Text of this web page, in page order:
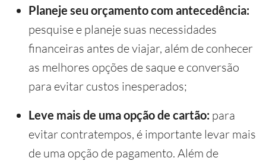
Planeje seu orçamento com antecedência:
pesquise e planeje suas necessidades
financeiras antes de viajar, além de conhecer
as melhores opções de saque e conversão
para evitar custos inesperados;
Leve mais de uma opção de cartão: para
evitar contratempos, é importante levar mais
de uma opção de pagamento. Além de